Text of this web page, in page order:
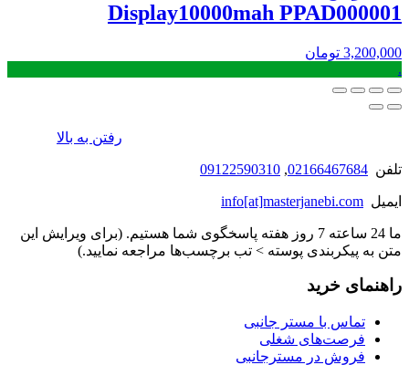
Display10000mah PPAD000001
3,200,000 تومان
.
رفتن به بالا
تلفن 02166467684
,
09122590310
ایمیل info[at]masterjanebi.com
ما 24 ساعته 7 روز هفته پاسخگوی شما هستیم. (برای ویرایش این
متن به پیکربندی پوسته > تب برچسب‌ها مراجعه نمایید.)
راهنمای خرید
تماس با مستر جانبی
فرصت‌های شغلی
فروش در مسترجانبی